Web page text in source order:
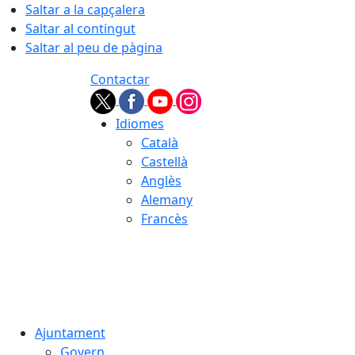
Saltar a la capçalera
Saltar al contingut
Saltar al peu de pàgina
Contactar
Idiomes
Català
Castellà
Anglès
Alemany
Francès
Ajuntament